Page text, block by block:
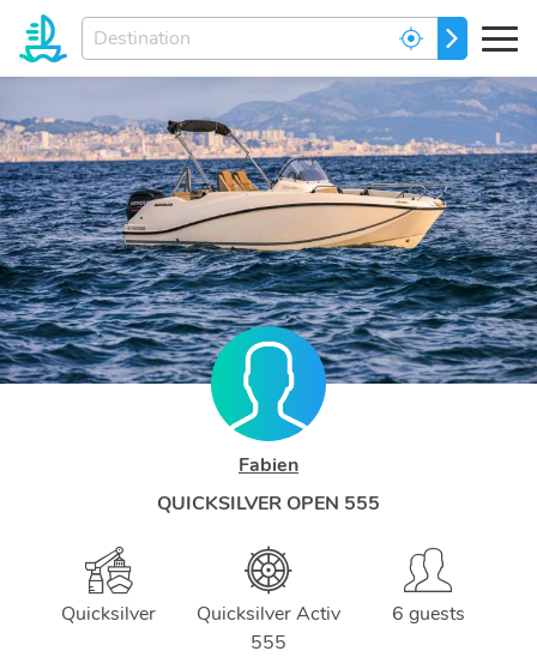
Entrez
votre
destination
rēve...
ALLEZ
Fabien
QUICKSILVER OPEN 555
Quicksilver
Quicksilver Activ
555
6 guests